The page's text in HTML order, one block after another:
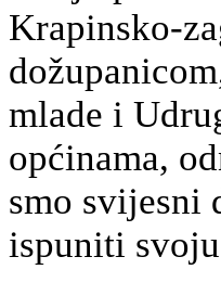
Krapinsko-
mlade i
općinama,
smo svijesni
ispuniti